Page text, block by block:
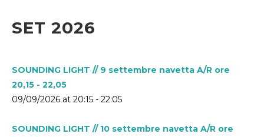
SET 2026
SOUNDING LIGHT // 9 settembre navetta A/R ore
20,15 - 22,05
09/09/2026 at 20:15 - 22:05
SOUNDING LIGHT // 10 settembre navetta A/R ore